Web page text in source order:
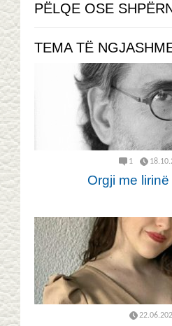
PËLQE OSE
TEMA TË
1
Orgji me